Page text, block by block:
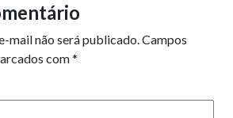
mail não será publicado.Campos
com*